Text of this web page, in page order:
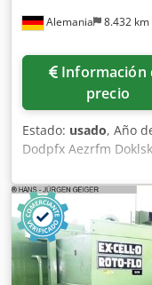
Alemania 8.432 km
Información de
precio
Estado: usado, Año
Dodpfx Aezrfm